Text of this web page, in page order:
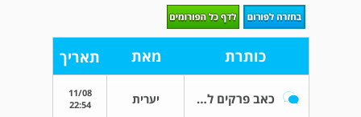
כותרת מאת תאריך
כאב פרקים לאחר לידה יערית
11/08
22:54